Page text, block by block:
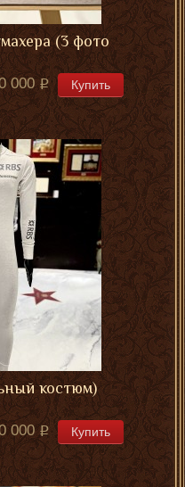
(3 фото
000 Купить
костюм)
000 Купить